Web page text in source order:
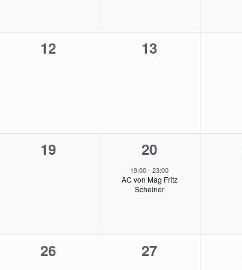
0
12
0
13
0
Veranstaltungen,
19
1
Veranstaltung,
20
19:00-23:00
AC von Mag Fritz
Scheiner
0
26
0
27